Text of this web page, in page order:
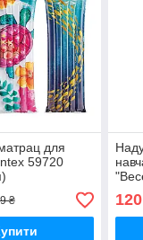
для
59720
₴ 120